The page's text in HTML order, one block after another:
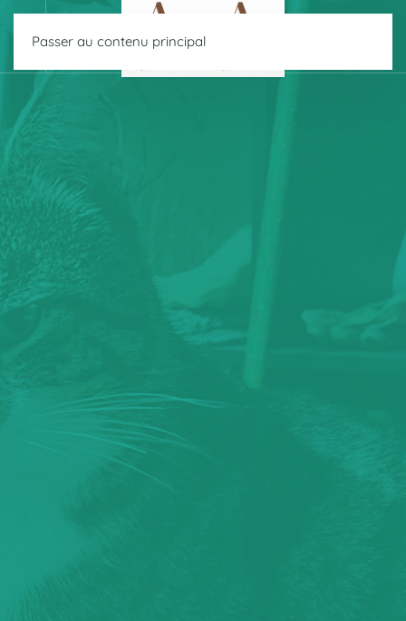
Passer au contenu principal